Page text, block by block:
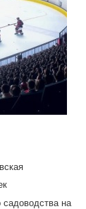
садоводства на